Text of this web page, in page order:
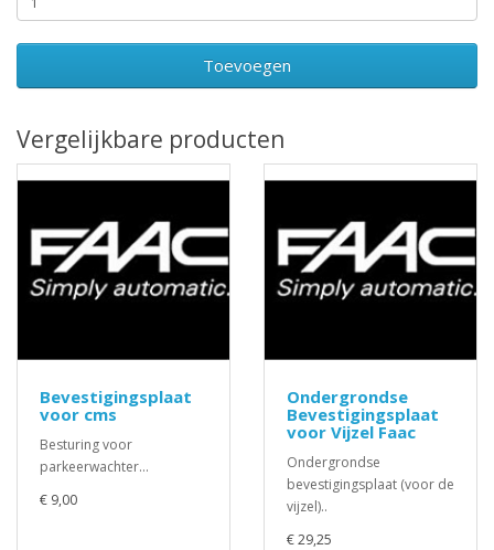
Toevoegen
Vergelijkbare producten
Bevestigingsplaat
voor cms
Besturing voor
parkeerwachter...
€ 9,00
Ondergrondse
Bevestigingsplaat
voor Vijzel Faac
Ondergrondse
bevestigingsplaat (voor de
vijzel)..
€ 29,25